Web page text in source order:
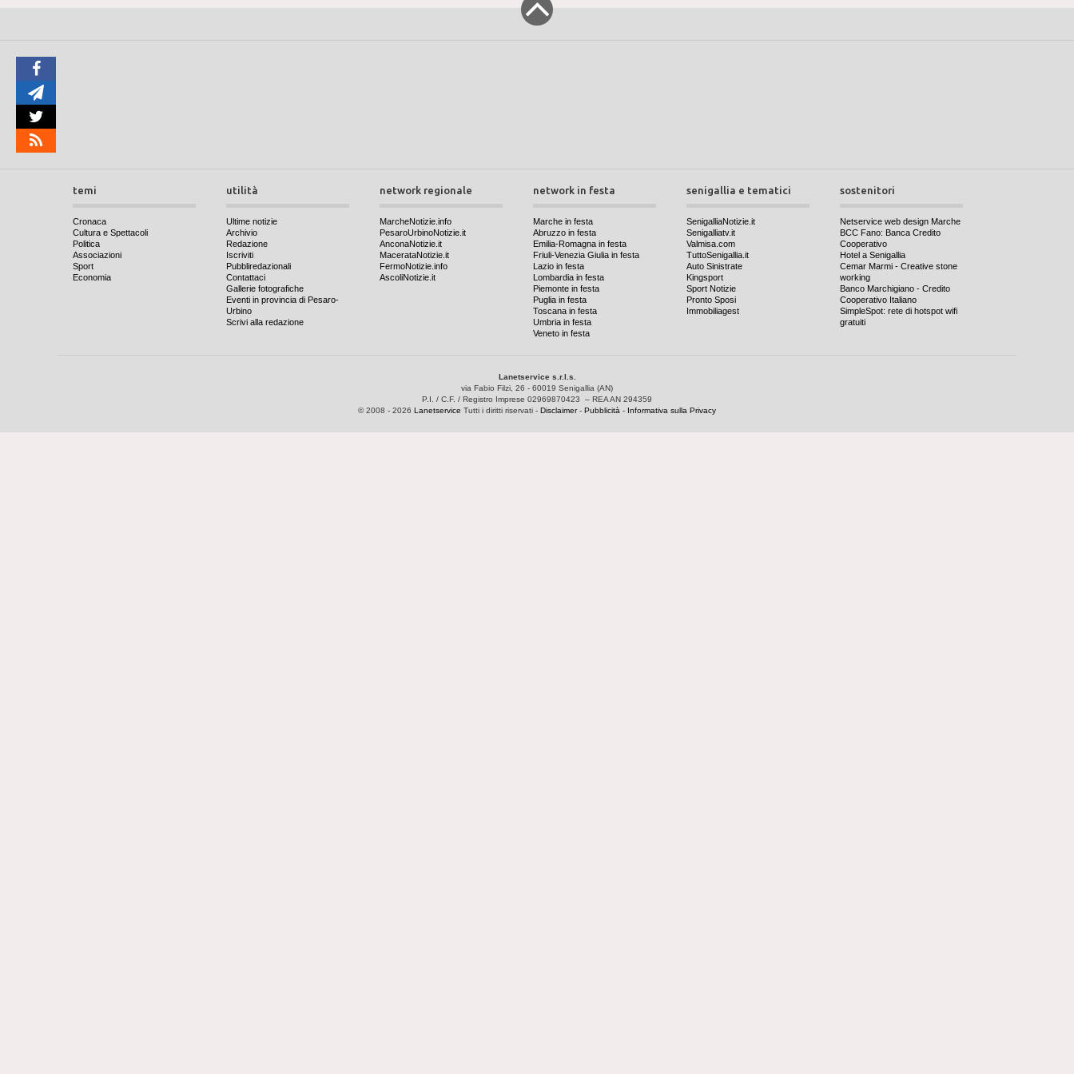
temi
Cronaca
Cultura e Spettacoli
Politica
Associazioni
Sport
Economia
utilità
Ultime notizie
Archivio
Redazione
Iscriviti
Pubbliredazionali
Contattaci
Gallerie fotografiche
Eventi in provincia di Pesaro-
Urbino
Scrivi alla redazione
network regionale
MarcheNotizie.info
PesaroUrbinoNotizie.it
AnconaNotizie.it
MacerataNotizie.it
FermoNotizie.info
AscoliNotizie.it
network in festa
Marche in festa
Abruzzo in festa
Emilia-Romagna in festa
Friuli-Venezia Giulia in festa
Lazio in festa
Lombardia in festa
Piemonte in festa
Puglia in festa
Toscana in festa
Umbria in festa
Veneto in festa
senigallia e tematici
SenigalliaNotizie.it
Senigalliatv.it
Valmisa.com
TuttoSenigallia.it
Auto Sinistrate
Kingsport
Sport Notizie
Pronto Sposi
Immobiliagest
sostenitori
Netservice web design Marche
BCC Fano: Banca Credito
Cooperativo
Hotel a Senigallia
Cemar Marmi - Creative stone
working
Banco Marchigiano - Credito
Cooperativo Italiano
SimpleSpot: rete di hotspot wifi
gratuiti
Lanetservice s.r.l.s.
via Fabio Filzi, 26 - 60019 Senigallia (AN)
P.I. / C.F. / Registro Imprese 02969870423 – REA AN 294359
© 2008 - 2026 Lanetservice Tutti i diritti riservati - Disclaimer- Pubblicità - Informativa sulla Privacy